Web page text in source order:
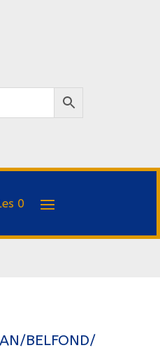
0
BELFOND/